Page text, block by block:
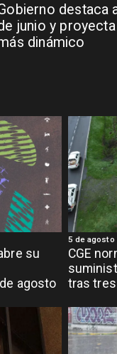
destaca
junio y
dinámico
su
agosto
CGE
tras
5 de agosto